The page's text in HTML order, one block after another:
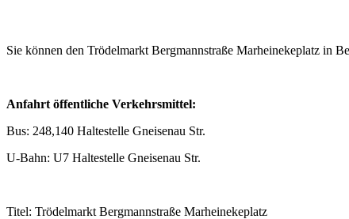
Sie können den Trödelmarkt Bergmannstraße Marheinekeplatz in
Anfahrt öffentliche Verkehrsmittel:
Bus: 248,140 Haltestelle Gneisenau Str.
U-Bahn: U7 Haltestelle Gneisenau Str.
Titel: Trödelmarkt Bergmannstraße Marheinekeplatz